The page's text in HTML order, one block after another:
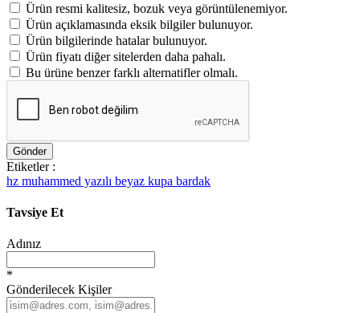
Ürün resmi kalitesiz, bozuk veya görüntülenemiyor.
Ürün açıklamasında eksik bilgiler bulunuyor.
Ürün bilgilerinde hatalar bulunuyor.
Ürün fiyatı diğer sitelerden daha pahalı.
Bu ürüne benzer farklı alternatifler olmalı.
Gönder
Etiketler :
hz muhammed yazılı beyaz kupa bardak
Tavsiye Et
Adınız
*
Gönderilecek Kişiler